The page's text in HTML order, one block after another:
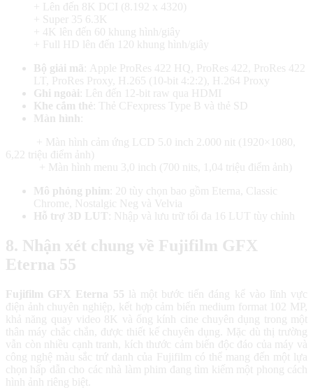
+ Lên đến 8K DCI (8.192 x 4320)
+ Super 35 6.3K
+ 4K lên đến 60 khung hình/giây
+ Full HD lên đến 120 khung hình/giây
Bộ giải mã : Apple ProRes 422 HQ, ProRes 422, ProRes 422
LT, ProRes Proxy, H.265 (10-bit 4:2:2), H.264 Proxy
Ghi ngoài : Lên đến 12-bit raw qua HDMI
Khe cắm thẻ : Thẻ CFexpress Type B và thẻ SD
Màn hình
+ Màn hình cảm ứng LCD 5.0 ​​inch 2.000 nit (1920×1080,
6,22 triệu điểm ảnh)
+ Màn hình menu 3,0 inch (700 nits, 1,04 triệu điểm ảnh)
Mô phỏng phim : 20 tùy chọn bao gồm Eterna, Classic
Chrome, Nostalgic Neg và Velvia
Hỗ trợ 3D LUT : Nhập và lưu trữ tối đa 16 LUT tùy chỉnh
8. Nhận xét chung về Fujifilm GFX
Eterna 55
Fujifilm GFX Eterna 55
là một bước tiến đáng kể vào lĩnh vực
điện ảnh chuyên nghiệp, kết hợp cảm biến medium format 102 MP,
khả năng quay video 8K và ống kính cine chuyên dụng trong một
thân máy chắc chắn, được thiết kế chuyên dụng. Mặc dù thị trường
vẫn còn nhiều cạnh tranh, kích thước cảm biến độc đáo của máy và
công nghệ màu sắc trứ danh của Fujifilm có thể mang đến một lựa
chọn hấp dẫn cho các nhà làm phim đang tìm kiếm một phong cách
hình ảnh riêng biệt.